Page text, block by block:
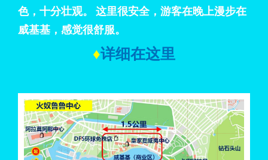
色，十分壮观。 这里很安全，游客在晚上漫步在
威基基，感觉很舒服。
♦详细在这里